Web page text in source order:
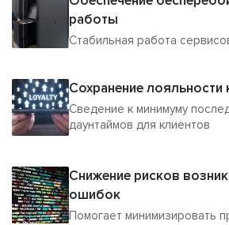
работы
Стабильная работа
Сохранение лояльности
Сведение к минимуму
даунтаймов для клиентов
Снижение рисков
ошибок
Помогает минимизировать